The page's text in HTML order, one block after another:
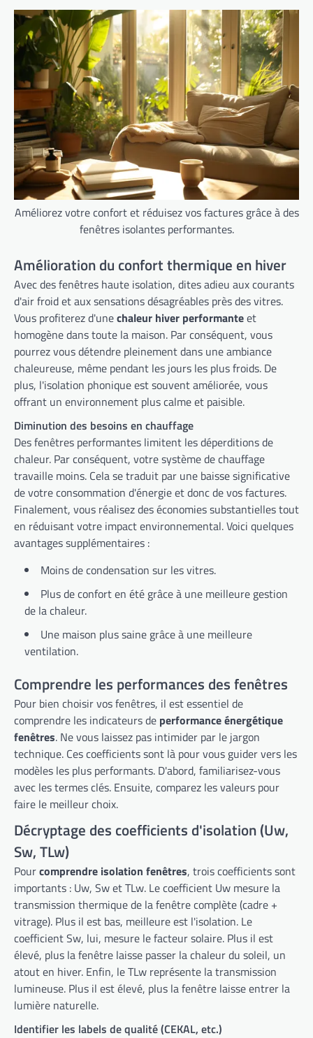
Améliorez votre confort et réduisez vos factures grâce à des
fenêtres isolantes performantes.
Amélioration du confort thermique en hiver
Avec des fenêtres haute isolation, dites adieu aux courants
d'air froid et aux sensations désagréables près des vitres.
Vous profiterez d'unechaleur hiver performanteet
homogène dans toute la maison. Par conséquent, vous
pourrez vous détendre pleinement dans une ambiance
chaleureuse, même pendant les jours les plus froids. De
plus, l'isolation phonique est souvent améliorée, vous
offrant un environnement plus calme et paisible.
Diminution des besoins en chauffage
Des fenêtres performantes limitent les déperditions de
chaleur. Par conséquent, votre système de chauffage
travaille moins. Cela se traduit par une baisse significative
de votre consommation d'énergie et donc de vos factures.
Finalement, vous réalisez des économies substantielles tout
en réduisant votre impact environnemental. Voici quelques
avantages supplémentaires :
Moins de condensation sur les vitres.
Plus de confort en été grâce à une meilleure gestion
de la chaleur.
Une maison plus saine grâce à une meilleure
ventilation.
Comprendre les performances des fenêtres
Pour bien choisir vos fenêtres, il est essentiel de
comprendre les indicateurs de performance énergétique
fenêtres. Ne vous laissez pas intimider par le jargon
technique. Ces coefficients sont là pour vous guider vers les
modèles les plus performants. D'abord, familiarisez-vous
avec les termes clés. Ensuite, comparez les valeurs pour
faire le meilleur choix.
Décryptage des coefficients d'isolation (Uw,
Sw, TLw)
Pourcomprendre isolation fenêtres, trois coefficients sont
importants : Uw, Sw et TLw. Le coefficient Uw mesure la
transmission thermique de la fenêtre complète (cadre +
vitrage). Plus il est bas, meilleure est l'isolation. Le
coefficient Sw, lui, mesure le facteur solaire. Plus il est
élevé, plus la fenêtre laisse passer la chaleur du soleil, un
atout en hiver. Enfin, le TLw représente la transmission
lumineuse. Plus il est élevé, plus la fenêtre laisse entrer la
lumière naturelle.
Identifier les labels de qualité (CEKAL, etc.)